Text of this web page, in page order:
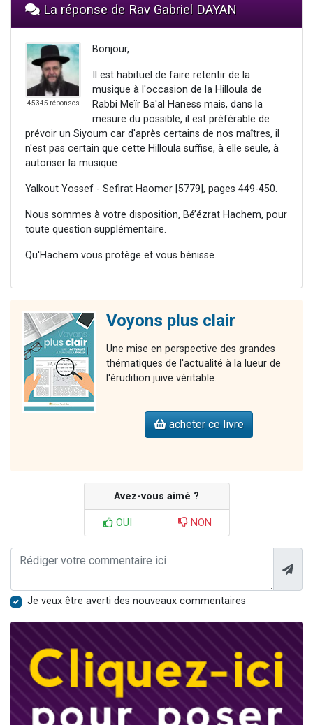
La réponse de Rav Gabriel DAYAN
45345 réponses
Bonjour,
Il est habituel de faire retentir de la
musique à l'occasion de la Hilloula de
Rabbi Meïr Ba'al Haness mais, dans la
mesure du possible, il est préférable de
prévoir un Siyoum car d'après certains de nos maîtres, il
n'est pas certain que cette Hilloula suffise, à elle seule, à
autoriser la musique
Yalkout Yossef - Sefirat Haomer [5779], pages 449-450.
Nous sommes à votre disposition, Bé’ézrat Hachem, pour
toute question supplémentaire.
Qu'Hachem vous protège et vous bénisse.
Voyons plus clair
Une mise en perspective des grandes
thématiques de l'actualité à la lueur de
l'érudition juive véritable.
acheter ce livre
Avez-vous aimé ?
OUI NON
Je veux être averti des nouveaux commentaires